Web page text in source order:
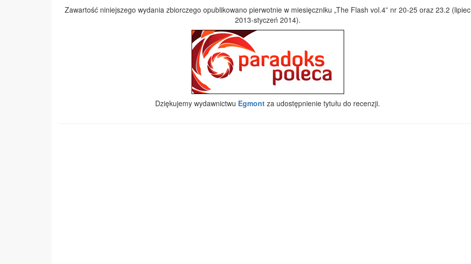
Zawartość niniejszego wydania zbiorczego opublikowano pierwotnie w miesięczniku „The Flash vol.4” nr 20-25 oraz 23.2 (lipiec
2013-styczeń 2014).
Dziękujemy wydawnictwu Egmont za udostępnienie tytułu do recenzji.